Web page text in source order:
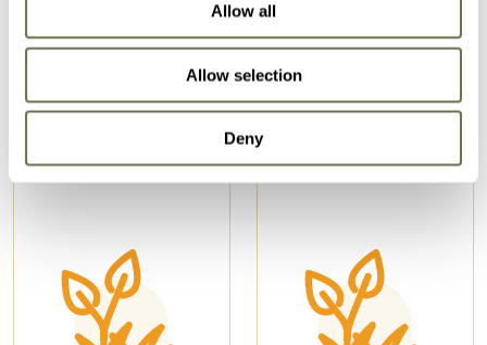
Allow all
Allow selection
Deny
Povezani izdelki